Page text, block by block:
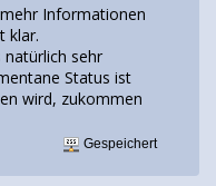
Informationen
klar.
natürlich sehr
Status ist
wird, zukommen
Gespeichert